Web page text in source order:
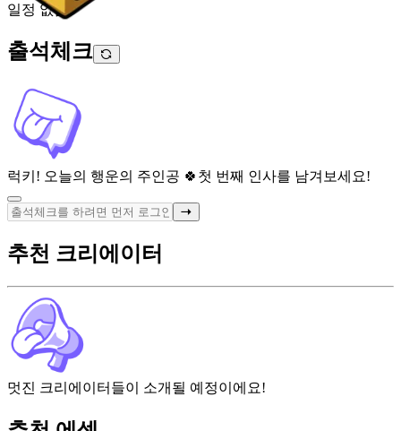
일정 없음
출석체크
럭키! 오늘의 행운의 주인공 🍀 첫 번째 인사를 남겨보세요!
추천 크리에이터
멋진 크리에이터들이 소개될 예정이에요!